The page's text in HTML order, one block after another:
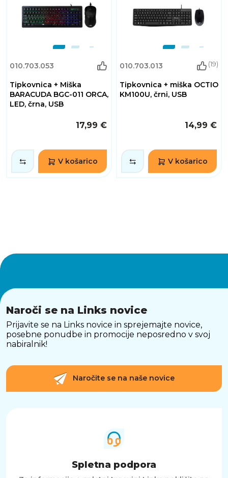
010.703.053
Tipkovnica + Miška
BARACUDA BGC-011 ORCA,
LED, črna, USB
17,99 €
V košarico
010.703.013 (19)
Tipkovnica + miška OCTIO
KM100U, črni, USB
14,99 €
V košarico
Naroči se na Links novice
Prijavite se na Links novice in sprejemajte novice,
posebne ponudbe in promocije neposredno v svoj
nabiralnik!
Naročite se na naše novice
Spletna podpora